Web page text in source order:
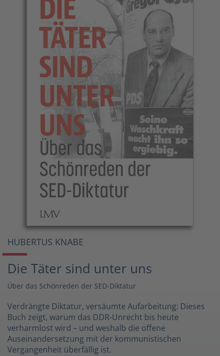
HUBERTUS KNABE
Die Täter sind unter uns
Über das Schönreden der SED-Diktatur
Verdrängte Diktatur, versäumte Aufarbeitung: Dieses
Buch zeigt, warum das DDR-Unrecht bis heute
verharmlost wird – und weshalb die offene
Auseinandersetzung mit der kommunistischen
Vergangenheit überfällig ist.